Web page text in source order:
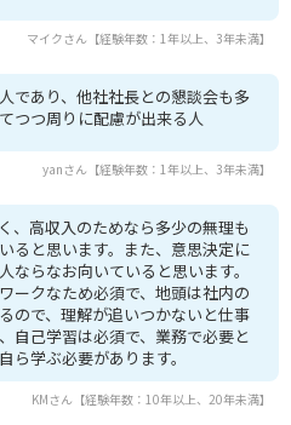
マイクさん【経験年数：1年以上、3年未満】
であり、他社社長との懇談会も多
つつ周りに配慮が出来る人
yanさん【経験年数：1年以上、3年未満】
、高収入のためなら多少の無理も
ると思います。また、意思決定に
ならなお向いていると思います。
ークなため必須で、地頭は社内の
ので、理解が追いつかないと仕事
自己学習は必須で、業務で必要と
ら学ぶ必要があります。
KMさん【経験年数：10年以上、20年未満】